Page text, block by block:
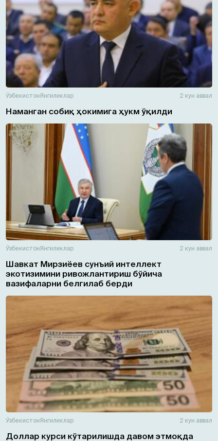
ЎзбекистонЯнгиликлар 2 кун аввал
Наманган собиқ ҳокимига ҳукм ўқилди
ЎзбекистонЯнгиликлар 2 кун аввал
Шавкат Мирзиёев сунъий интеллект
экотизимини ривожлантириш бўйича
вазифаларни белгилаб берди
ЎзбекистонЯнгиликлар 2 кун аввал
Доллар курси кўтарилишда давом этмоқда